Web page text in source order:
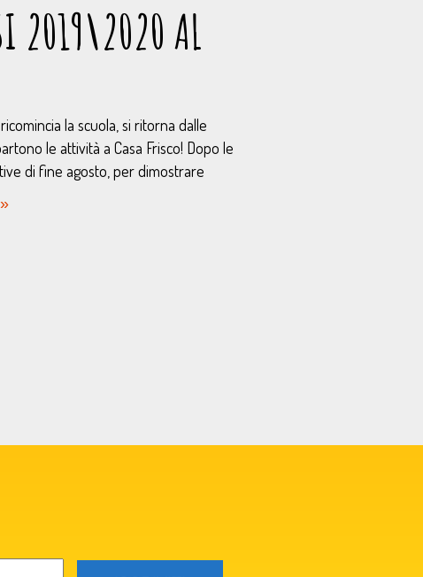
2019\2020 AL
la scuola, si ritorna dalle
le attività a Casa Frisco! Dopo le
di fine agosto, per dimostrare